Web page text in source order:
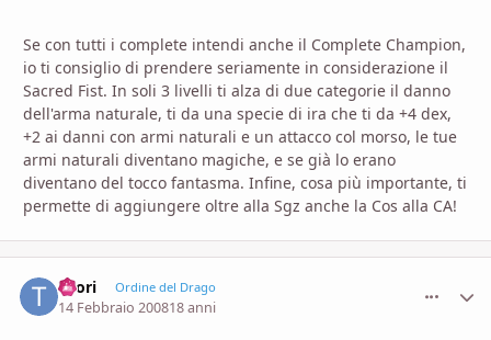
Se con tutti i complete intendi anche il Complete Champion,
io ti consiglio di prendere seriamente in considerazione il
Sacred Fist. In soli 3 livelli ti alza di due categorie il danno
dell'arma naturale, ti da una specie di ira che ti da +4 dex,
+2 ai danni con armi naturali e un attacco col morso, le tue
armi naturali diventano magiche, e se già lo erano
diventano del tocco fantasma. Infine, cosa più importante, ti
permette di aggiungere oltre alla Sgz anche la Cos alla CA!
Toori Ordine del Drago
14 Febbraio 200818 anni